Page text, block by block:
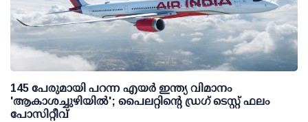
145 പേരുമായി പറന്ന എയര്‍ ഇന്ത്യ വിമാനം
'ആകാശച്ചുഴിയില്‍'; പൈലറ്റിന്റെ ഡ്രഗ് ടെസ്റ്റ് ഫലം
പോസിറ്റീവ്